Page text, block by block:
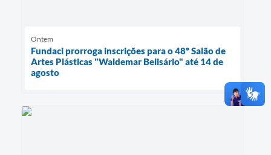
Ontem
Fundaci prorroga inscrições para o 48º Salão de
Artes Plásticas "Waldemar Belisário" até 14 de
agosto